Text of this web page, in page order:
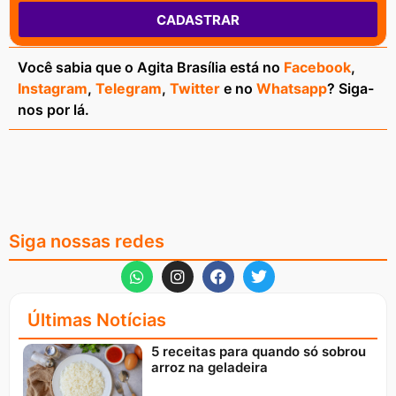
CADASTRAR
Você sabia que o Agita Brasília está no Facebook,
Instagram, Telegram, Twitter e no Whatsapp? Siga-
nos por lá.
Siga nossas redes
Últimas Notícias
5 receitas para quando só sobrou
arroz na geladeira